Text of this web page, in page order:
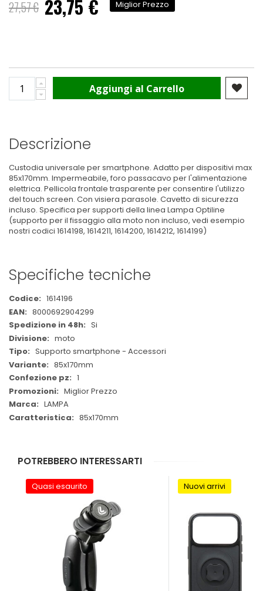
27,57 € Prezzo
speciale
23,75 € Miglior Prezzo
Aggiungi al Carrello
Descrizione
Custodia universale per smartphone. Adatto per dispositivi max
85x170mm. Impermeabile, foro passacavo per l'alimentazione
elettrica. Pellicola frontale trasparente per consentire l'utilizzo
del touch screen. Con visiera parasole. Cavetto di sicurezza
incluso. Specifica per supporti della linea Lampa Optiline
(supporto per il fissaggio alla moto non incluso, vedi esempio
nostri codici 1614198, 1614211, 1614200, 1614212, 1614199)
Specifiche tecniche
Maggiori
Informazioni
1614196
8000692904299
Si
moto
Supporto smartphone - Accessori
85x170mm
1
Miglior Prezzo
LAMPA
85x170mm
POTREBBERO INTERESSARTI
Quasi esaurito Nuovi arrivi